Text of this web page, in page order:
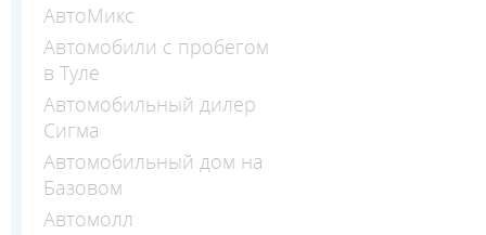
АвтоМикс
Автомобили с пробегом
в Туле
Автомобильный дилер
Сигма
Автомобильный дом на
Базовом
Автомолл